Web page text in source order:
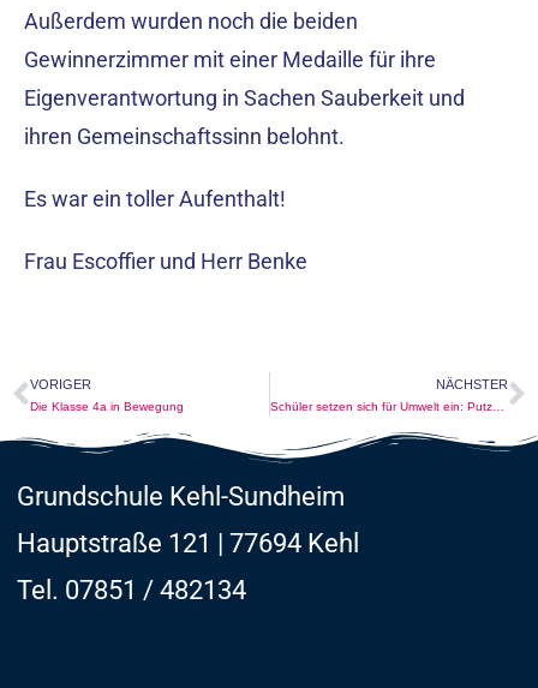
Außerdem wurden noch die beiden
Gewinnerzimmer mit einer Medaille für ihre
Eigenverantwortung in Sachen Sauberkeit und
ihren Gemeinschaftssinn belohnt.
Es war ein toller Aufenthalt!
Frau Escoffier und Herr Benke
VORIGER
Die Klasse 4a in Bewegung
NÄCHSTER
Schüler setzen sich für Umwelt ein: Putzete Aktion an der Grundschule Sundheim
Grundschule Kehl-Sundheim
Hauptstraße 121 | 77694 Kehl
Tel. 07851 / 482134